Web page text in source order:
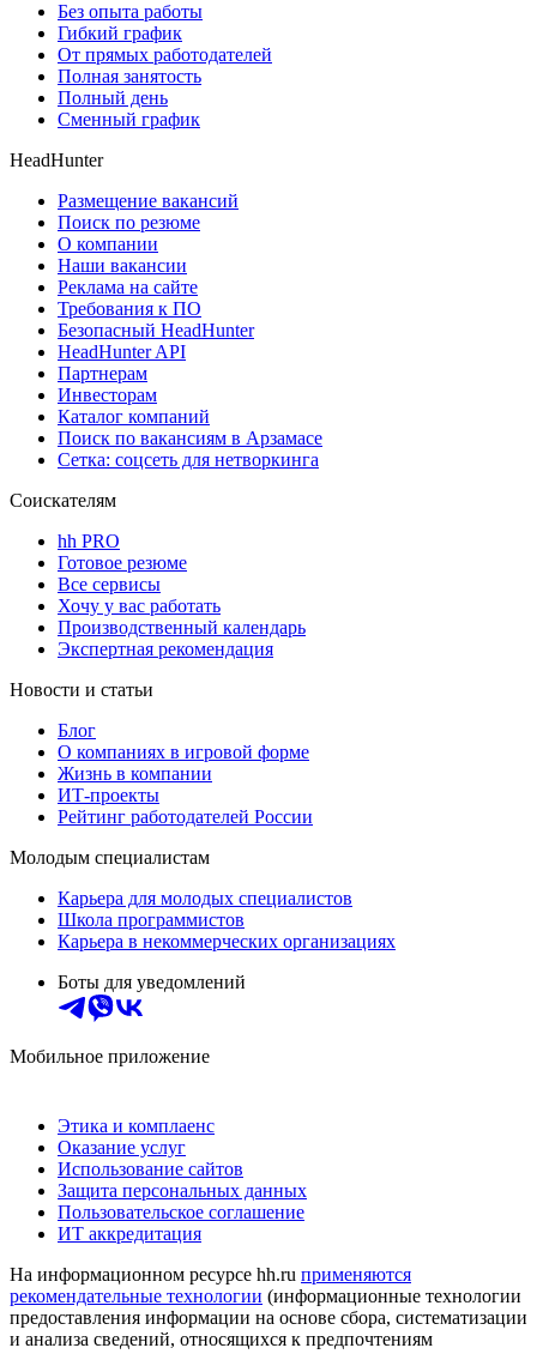
Без опыта работы
Гибкий график
От прямых работодателей
Полная занятость
Полный день
Сменный график
HeadHunter
Размещение вакансий
Поиск по резюме
О компании
Наши вакансии
Реклама на сайте
Требования к ПО
Безопасный HeadHunter
HeadHunter API
Партнерам
Инвесторам
Каталог компаний
Поиск по вакансиям в Арзамасе
Сетка: соцсеть для нетворкинга
Соискателям
hh PRO
Готовое резюме
Все сервисы
Хочу у вас работать
Производственный календарь
Экспертная рекомендация
Новости и статьи
Блог
О компаниях в игровой форме
Жизнь в компании
ИТ-проекты
Рейтинг работодателей России
Молодым специалистам
Карьера для молодых специалистов
Школа программистов
Карьера в некоммерческих организациях
Боты для уведомлений
Мобильное приложение
Этика и комплаенс
Оказание услуг
Использование сайтов
Защита персональных данных
Пользовательское соглашение
ИТ аккредитация
На информационном ресурсе hh.ru применяются
рекомендательные технологии (информационные технологии
предоставления информации на основе сбора, систематизации
и анализа сведений, относящихся к предпочтениям